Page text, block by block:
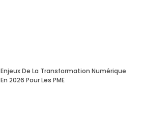
Enjeux De La Transformation Numérique
En 2026 Pour Les PME